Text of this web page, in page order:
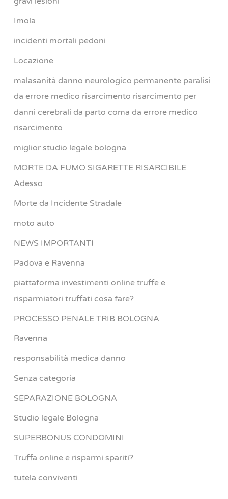
Imola
incidenti mortali pedoni
Locazione
malasanità danno neurologico permanente paralisi
da errore medico risarcimento risarcimento per
danni cerebrali da parto coma da errore medico
risarcimento
miglior studio legale bologna
MORTE DA FUMO SIGARETTE RISARCIBILE
Adesso
Morte da Incidente Stradale
moto auto
NEWS IMPORTANTI
Padova e Ravenna
piattaforma investimenti online truffe e
risparmiatori truffati cosa fare?
PROCESSO PENALE TRIB BOLOGNA
Ravenna
responsabilità medica danno
Senza categoria
SEPARAZIONE BOLOGNA
Studio legale Bologna
SUPERBONUS CONDOMINI
Truffa online e risparmi spariti?
tutela conviventi